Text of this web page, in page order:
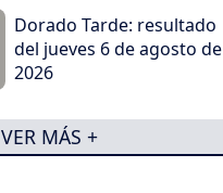
Dorado Tarde: resultado
del jueves 6 de agosto de
2026
VER MÁS +